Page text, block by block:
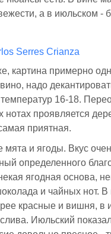
а в июльском -
картина примерно
надо
16-18.
нотах проявляется
приятная.
мята и ягоды. Вкус
определенного
ягодная основа,
и чайных нот.
красные и вишня, в
Июльский